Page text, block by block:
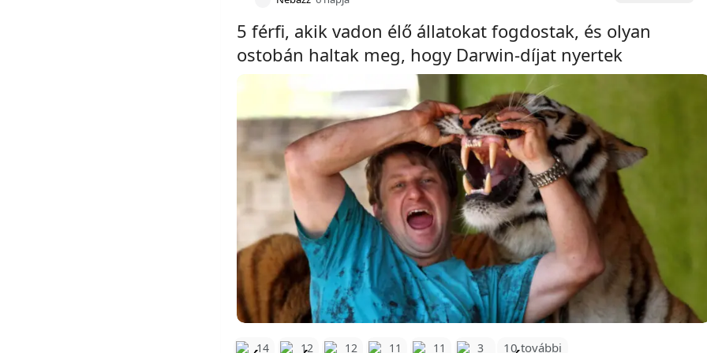
5 férfi, akik vadon élő állatokat fogdostak, és olyan
ostobán haltak meg, hogy Darwin-díjat nyertek
14 12 12 11 11 3 10 további